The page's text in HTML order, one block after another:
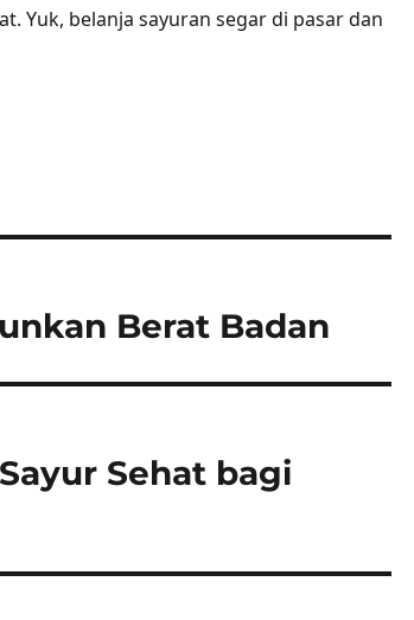
Yuk, belanja sayuran segar di pasar dan
Berat Badan
Sehat bagi